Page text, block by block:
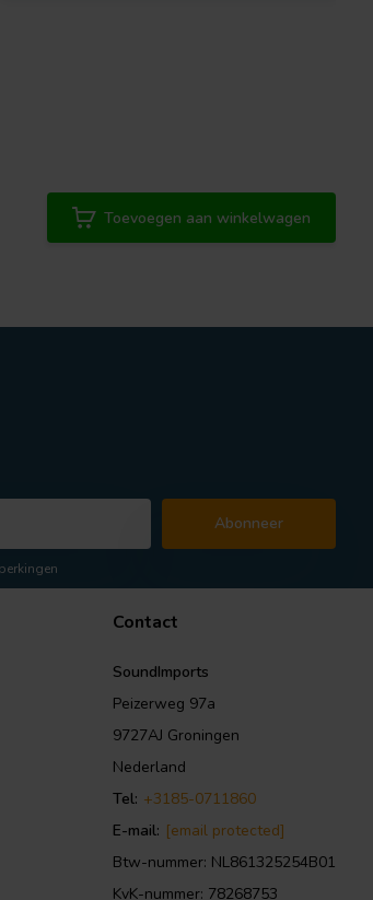
Toevoegen aan winkelwagen
Abonneer
Contact
SoundImports
Peizerweg 97a
9727AJ Groningen
Nederland
Tel: +3185-0711860
E-mail: [email protected]
Btw-nummer: NL861325254B01
KvK-nummer: 78268753